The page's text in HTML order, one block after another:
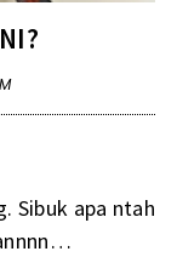
Sibuk apa ntah